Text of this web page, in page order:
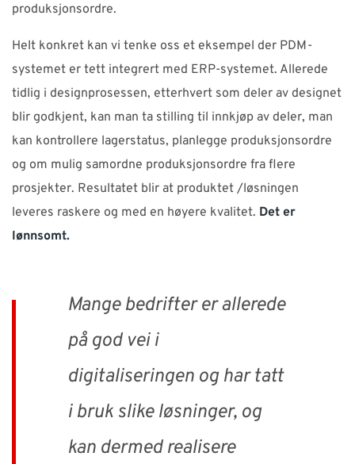
produksjonsordre.
Helt konkret kan vi tenke oss et eksempel der PDM-
systemet er tett integrert med ERP-systemet. Allerede
tidlig i designprosessen, etterhvert som deler av designet
blir godkjent, kan man ta stilling til innkjøp av deler, man
kan kontrollere lagerstatus, planlegge produksjonsordre
og om mulig samordne produksjonsordre fra flere
prosjekter. Resultatet blir at produktet /løsningen
leveres raskere og med en høyere kvalitet. Det er
lønnsomt.
Mange bedrifter er allerede
på god vei i
digitaliseringen og har tatt
i bruk slike løsninger, og
kan dermed realisere